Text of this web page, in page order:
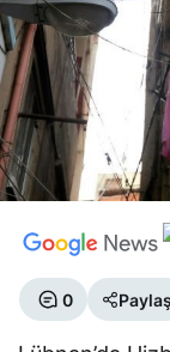
0 Paylaş